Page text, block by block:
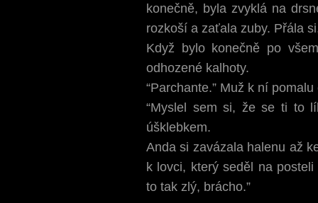
konečně, byla zvyklá na
rozkoší a zaťala zuby. Přála
Když bylo konečně po
odhozené kalhoty.
“Parchante.” Muž k ní
“Myslel sem si, že se ti to
úšklebkem.
Anda si zavázala halenu až
k lovci, který seděl na
to tak zlý, brácho.”